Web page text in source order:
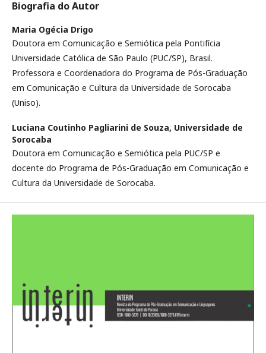
Biografia do Autor
Maria Ogécia Drigo
Doutora em Comunicação e Semiótica pela Pontifícia
Universidade Católica de São Paulo (PUC/SP), Brasil.
Professora e Coordenadora do Programa de Pós-Graduação
em Comunicação e Cultura da Universidade de Sorocaba
(Uniso).
Luciana Coutinho Pagliarini de Souza, Universidade de
Sorocaba
Doutora em Comunicação e Semiótica pela PUC/SP e
docente do Programa de Pós-Graduação em Comunicação e
Cultura da Universidade de Sorocaba.